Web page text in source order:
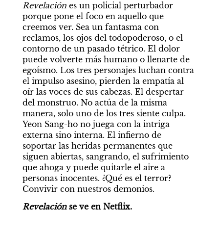
Revelación es un policial perturbador
porque pone el foco en aquello que
creemos ver. Sea un fantasma con
reclamos, los ojos del todopoderoso, o el
contorno de un pasado tétrico. El dolor
puede volverte más humano o llenarte de
egoísmo. Los tres personajes luchan contra
el impulso asesino, pierden la empatía al
oír las voces de sus cabezas. El despertar
del monstruo. No actúa de la misma
manera, solo uno de los tres siente culpa.
Yeon Sang-ho no juega con la intriga
externa sino interna. El infierno de
soportar las heridas permanentes que
siguen abiertas, sangrando, el sufrimiento
que ahoga y puede quitarle el aire a
personas inocentes. ¿Qué es el terror?
Convivir con nuestros demonios.
Revelación se ve en Netflix.